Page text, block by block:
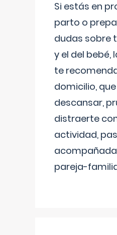
Si estás en
parto o
dudas sobre
y el del bebé,
te
domicilio,
descansar,
distraerte
actividad,
pareja-